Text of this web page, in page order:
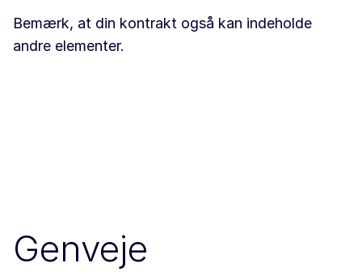
Bemærk, at din kontrakt også kan indeholde
andre elementer.
Genveje